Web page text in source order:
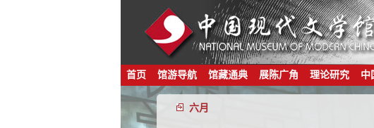
首页 馆游导航 馆藏通典 展陈广角 理论研究 中
六月